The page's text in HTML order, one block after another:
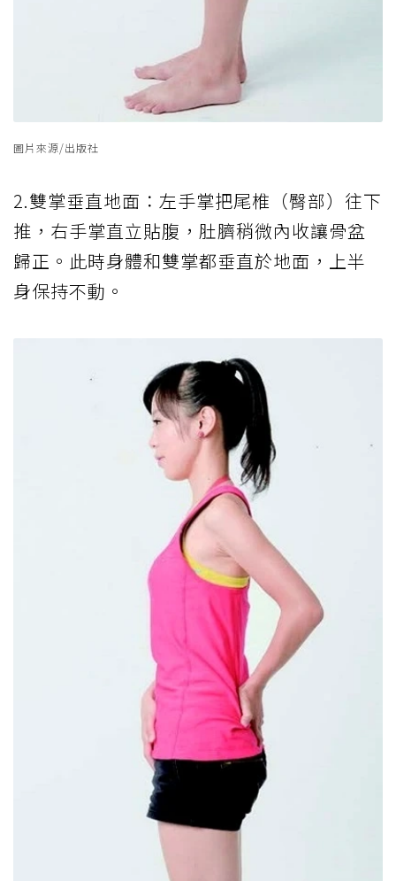
圖片來源/出版社
2.雙掌垂直地面：左手掌把尾椎（臀部）往下
推，右手掌直立貼腹，肚臍稍微內收讓骨盆
歸正。此時身體和雙掌都垂直於地面，上半
身保持不動。